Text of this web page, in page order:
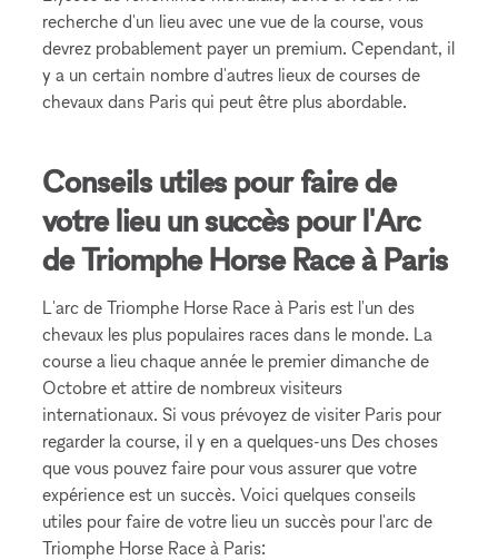
recherche d'un lieu avec une vue de la course, vous
devrez probablement payer un premium. Cependant, il
y a un certain nombre d'autres lieux de courses de
chevaux dans Paris qui peut être plus abordable.
Conseils utiles pour faire de
votre lieu un succès pour l'Arc
de Triomphe Horse Race à Paris
L'arc de Triomphe Horse Race à Paris est l'un des
chevaux les plus populaires races dans le monde. La
course a lieu chaque année le premier dimanche de
Octobre et attire de nombreux visiteurs
internationaux. Si vous prévoyez de visiter Paris pour
regarder la course, il y en a quelques-uns Des choses
que vous pouvez faire pour vous assurer que votre
expérience est un succès. Voici quelques conseils
utiles pour faire de votre lieu un succès pour l'arc de
Triomphe Horse Race à Paris: